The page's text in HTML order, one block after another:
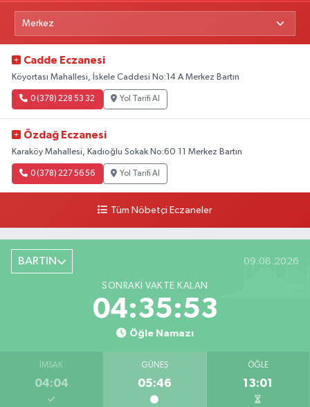
Cadde Eczanesi
Köyortası Mahallesi, İskele Caddesi No:14 A Merkez Bartın
0 (378) 228 53 32 Yol Tarifi Al
Özdağ Eczanesi
Karaköy Mahallesi, Kadıoğlu Sokak No:60 11 Merkez Bartın
0 (378) 227 56 56 Yol Tarifi Al
Tüm Nöbetçi Eczaneler
BARTIN 09.08.2026
SONRAKI VAKTE KALAN
04:35:52
Öğle Namazı
İMSAK
04:04
GÜNEŞ
05:46
ÖĞLE
13:01